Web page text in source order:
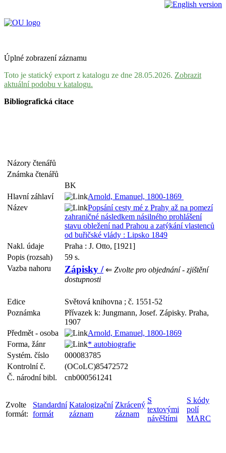
Úplné zobrazení záznamu
Toto je statický export z katalogu ze dne 28.05.2026. Zobrazit
aktuální podobu v katalogu.
Bibliografická citace
Názory čtenářů
Známka čtenářů
BK
Hlavní záhlaví
Arnold, Emanuel, 1800-1869
Název
Popsání cesty mé z Prahy až na pomezí
zahraničné následkem násilného prohlášení
stavu obležení nad Prahou a zatýkání vlastenců
od buřičské vlády : Lipsko 1849
Nakl. údaje
Praha : J. Otto, [1921]
Popis (rozsah)
59 s.
Vazba nahoru
Zápisky / ⇐ Zvolte pro objednání - zjištění
dostupnosti
Edice
Světová knihovna ; č. 1551-52
Poznámka
Přívazek k: Jungmann, Josef. Zápisky. Praha,
1907
Předmět - osoba
Arnold, Emanuel, 1800-1869
Forma, žánr
* autobiografie
Systém. číslo
000083785
Kontrolní č.
(OCoLC)85472572
Č. národní bibl.
cnb000561241
Zvolte
formát:
Standardní
formát
Katalogizační
záznam
Zkrácený
záznam
S
textovými
návěštími
S kódy
polí
MARC